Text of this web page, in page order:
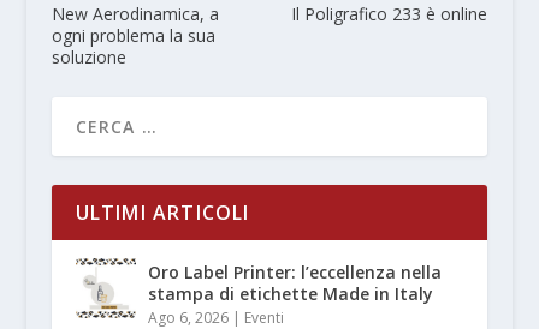
New Aerodinamica, a
ogni problema la sua
soluzione
Il Poligrafico 233 è online
ULTIMI ARTICOLI
Oro Label Printer: l’eccellenza nella
stampa di etichette Made in Italy
Ago 6, 2026| Eventi